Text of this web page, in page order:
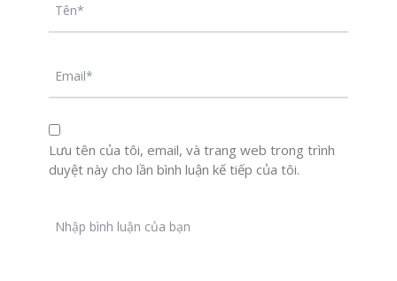
Lưu tên của tôi, email, và trang web trong trình
duyệt này cho lần bình luận kế tiếp của tôi.